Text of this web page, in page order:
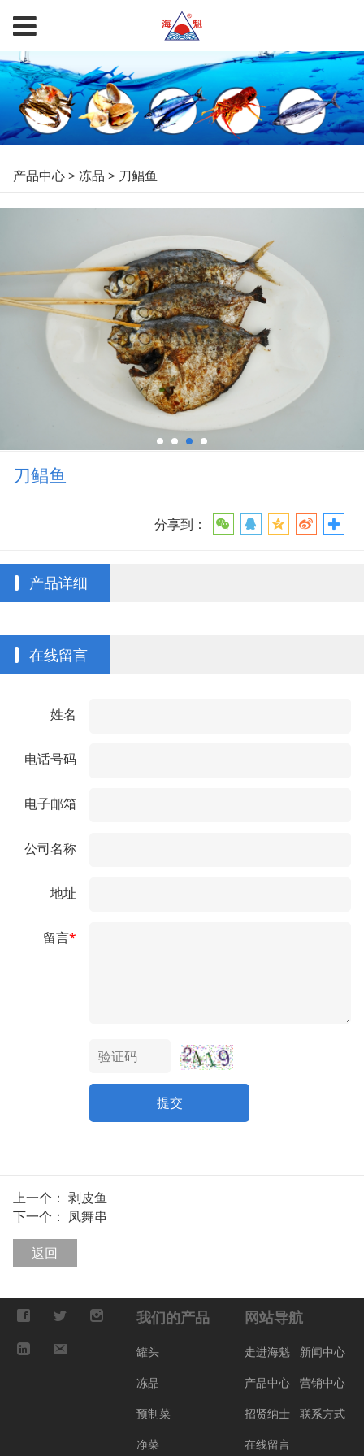
刀鲳鱼
产品中心>冻品 > 刀鲳鱼
刀鲳鱼
分享到：
产品详细
在线留言
姓名
电话号码
电子邮箱
公司名称
地址
留言*
提交
上一个： 剥皮鱼
下一个： 凤舞串
返回
我们的产品
罐头
冻品
预制菜
净菜
网站导航
走进海魁
新闻中心
产品中心
营销中心
招贤纳士
联系方式
在线留言